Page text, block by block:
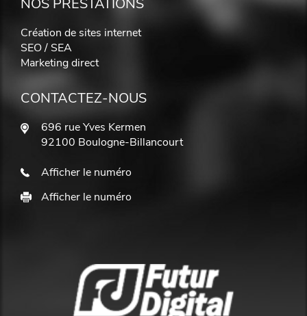
NOS PRESTATIONS
Création de sites internet
SEO / SEA
Marketing direct
CONTACTEZ-NOUS
696 rue Yves Kermen
92100 Boulogne-Billancourt
Afficher le numéro
Afficher le numéro